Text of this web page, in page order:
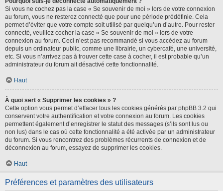
Si vous ne cochez pas la case « Se souvenir de moi » lors de votre connexion
au forum, vous ne resterez connecté que pour une période prédéfinie. Cela
permet d’éviter que votre compte soit utilisé par quelqu’un d’autre. Pour rester
connecté, veuillez cocher la case « Se souvenir de moi » lors de votre
connexion au forum. Ceci n’est pas recommandé si vous accédez au forum
depuis un ordinateur public, comme une librairie, un cybercafé, une université,
etc. Si vous n’arrivez pas à trouver cette case à cocher, il est probable qu’un
administrateur du forum ait désactivé cette fonctionnalité.
Haut
À quoi sert « Supprimer les cookies » ?
Cette option vous permet d’effacer tous les cookies générés par phpBB 3.2 qui
conservent votre authentification et votre connexion au forum. Les cookies
permettent également d’enregistrer le statut des messages (s’ils sont lus ou
non lus) dans le cas où cette fonctionnalité a été activée par un administrateur
du forum. Si vous rencontrez des problèmes récurrents de connexion et de
déconnexion au forum, essayez de supprimer les cookies.
Haut
Préférences et paramètres des utilisateurs